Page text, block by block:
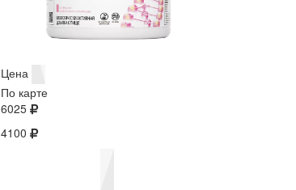
Цена
По карте
6025
4100